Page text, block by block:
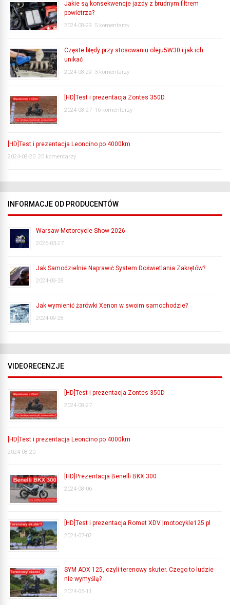
Jakie są konsekwencje jazdy z brudnym filtrem
powietrza?
2024-08-29 5 komentarzy
Częste błędy przy stosowaniu oleju5W30 i jak ich
unikać
2024-08-29 3 komentarzy
[HD]Test i prezentacja Zontes 350D
2024-08-27 16 komentarzy
[HD]Test i prezentacja Leoncino po 4000km
2024-08-20 20 komentarzy
INFORMACJE OD PRODUCENTÓW
Warsaw Motorcycle Show 2026
2026-03-27
Jak Samodzielnie Naprawić System Doświetlania Zakrętów?
2024-09-28
Jak wymienić żarówki Xenon w swoim samochodzie?
2024-09-28
VIDEORECENZJE
[HD]Test i prezentacja Zontes 350D
2024-08-27
[HD]Test i prezentacja Leoncino po 4000km
2024-08-20
[HD]Prezentacja Benelli BKX 300
2024-08-06
[HD]Test i prezentacja Romet XDV |motocykle125.pl
2024-07-02
SYM ADX 125, czyli terenowy skuter. Czego to ludzie
nie wymyślą?
2024-06-11